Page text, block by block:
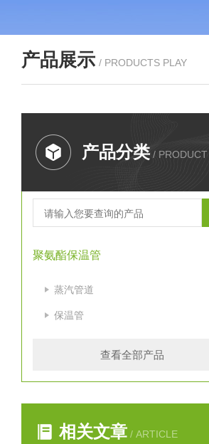
产品展示 / PRODUCTS PLAY
产品分类 / PRODUCT
聚氨酯保温管
蒸汽管道
保温管
查看全部产品
相关文章 / ARTICLE